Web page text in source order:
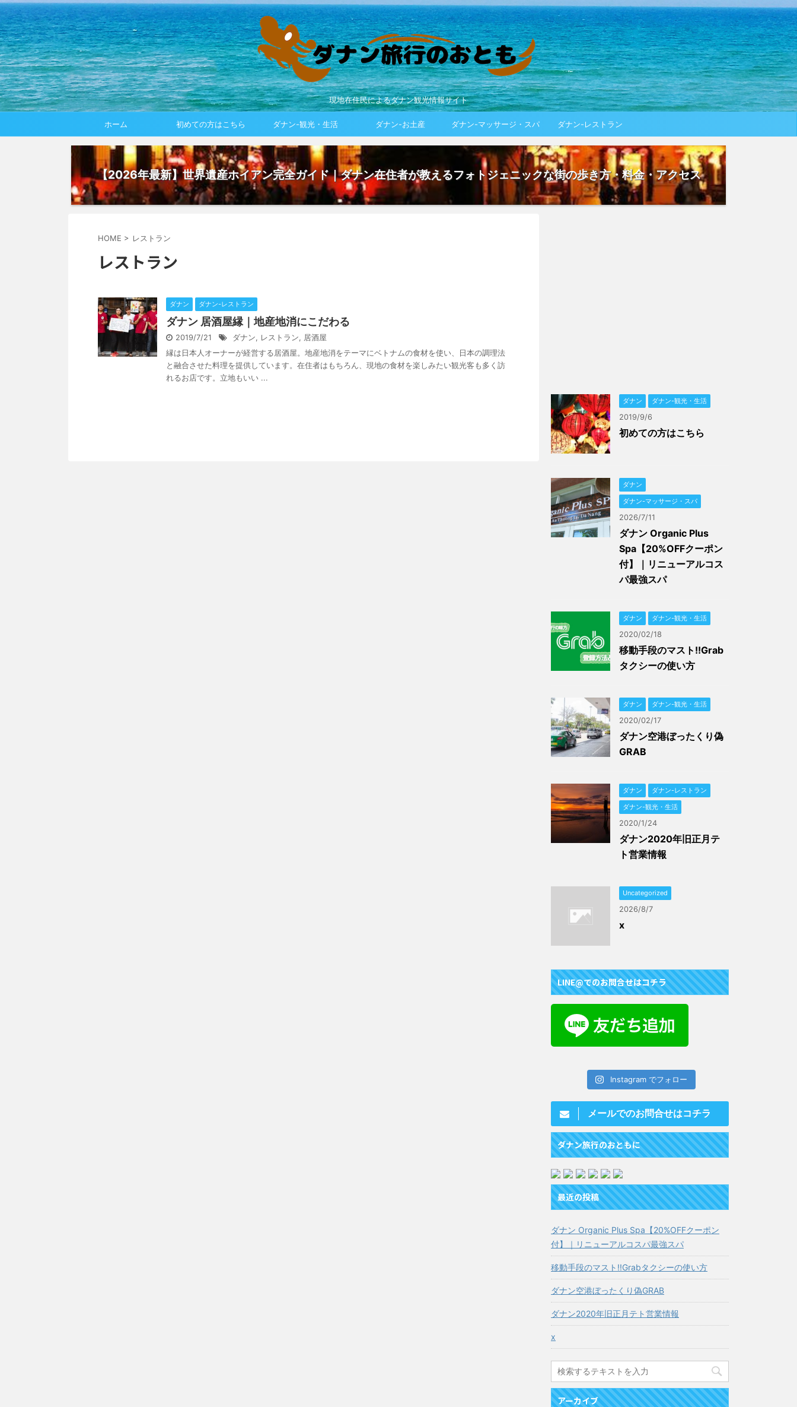
現地在住民によるダナン観光情報サイト
ホーム 初めての方はこちら ダナン-観光・生活 ダナン-お土産 ダナン-マッサージ・スパ ダナン-レストラン
【2026年最新】世界遺産ホイアン完全ガイド｜ダナン在住者が教えるフォトジェニックな街の歩き方・料金・アクセス
HOME > レストラン
レストラン
ダナン ダナン-レストラン
ダナン 居酒屋縁｜地産地消にこだわる
2019/7/21 ダナン, レストラン, 居酒屋
縁は日本人オーナーが経営する居酒屋。地産地消をテーマにベトナムの食材を使い、日本の調理法
と融合させた料理を提供しています。在住者はもちろん、現地の食材を楽しみたい観光客も多く訪
れるお店です。立地もいい ...
ダナン ダナン-観光・生活
2019/9/6
初めての方はこちら
ダナン
ダナン-マッサージ・スパ
2026/7/11
ダナン Organic Plus
Spa【20%OFFクーポン
付】｜リニューアルコス
パ最強スパ
ダナン ダナン-観光・生活
2020/02/18
移動手段のマスト!!Grab
タクシーの使い方
ダナン ダナン-観光・生活
2020/02/17
ダナン空港ぼったくり偽
GRAB
ダナン
ダナン-レストラン
ダナン-観光・生活
2020/1/24
ダナン2020年旧正月テ
ト営業情報
Uncategorized
2026/8/7
x
LINE@でのお問合せはコチラ
Instagram でフォロー
メールでのお問合せはコチラ
ダナン旅行のおともに
最近の投稿
ダナン Organic Plus Spa【20%OFFクーポン
付】｜リニューアルコスパ最強スパ
移動手段のマスト!!Grabタクシーの使い方
ダナン空港ぼったくり偽GRAB
ダナン2020年旧正月テト営業情報
x
アーカイブ